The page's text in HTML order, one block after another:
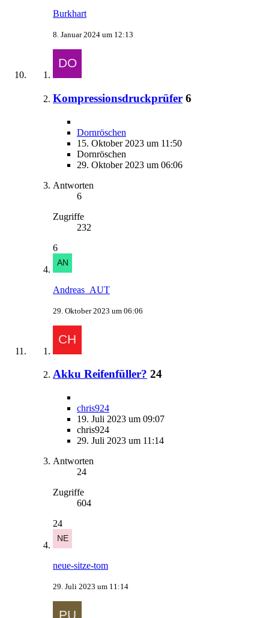
Burkhart
8. Januar 2024 um 12:13
Kompressionsdruckprüfer 6
Dornröschen
15. Oktober 2023 um 11:50
Dornröschen
29. Oktober 2023 um 06:06
Antworten
6
Zugriffe
232
6
Andreas_AUT
29. Oktober 2023 um 06:06
Akku Reifenfüller? 24
chris924
19. Juli 2023 um 09:07
chris924
29. Juli 2023 um 11:14
Antworten
24
Zugriffe
604
24
neue-sitze-tom
29. Juli 2023 um 11:14